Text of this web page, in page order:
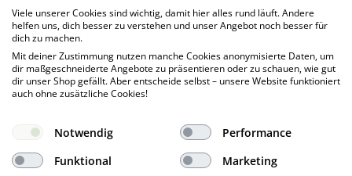
Herstellerinformation
Kundenrezensionen (0)
DAS KÖNNTE DIR AUCH GEFALLEN …
Viele unserer Cookies sind wichtig, damit hier alles rund läuft. Andere
helfen uns, dich besser zu verstehen und unser Angebot noch besser für
dich zu machen.
Mit deiner Zustimmung nutzen manche Cookies anonymisierte Daten, um
dir maßgeschneiderte Angebote zu präsentieren oder zu schauen, wie gut
dir unser Shop gefällt. Aber entscheide selbst – unsere Website funktioniert
auch ohne zusätzliche Cookies!
Notwendig
Performance
Funktional
Marketing